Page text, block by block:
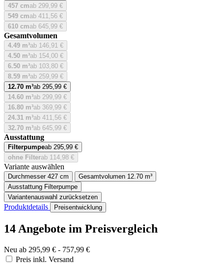
457 cmab 299,99 €
549 cmab 411,56 €
610 cmab 645,99 €
Gesamtvolumen
4.49 m³ab 146,91 €
4.50 m³ab 154,00 €
6.50 m³ab 103,80 €
8.59 m³ab 259,99 €
12.70 m³ab 295,99 €
14.60 m³ab 299,99 €
16.80 m³ab 369,99 €
24.31 m³ab 411,56 €
32.70 m³ab 645,99 €
Ausstattung
Filterpumpeab 295,99 €
ohne Filterab 114,98 €
Variante auswählen
Durchmesser 427 cm Gesamtvolumen 12.70 m³
Ausstattung Filterpumpe
Variantenauswahl zurücksetzen
Produktdetails Preisentwicklung
14 Angebote im Preisvergleich
Neu ab 295,99 € - 757,99 €
Preis inkl. Versand